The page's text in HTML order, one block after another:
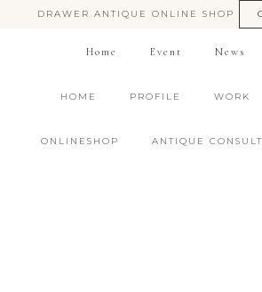
DRAWER ANTIQUE ONLINE SHOP
Home Event News
HOME PROFILE WORK
ONLINESHOP ANTIQUE